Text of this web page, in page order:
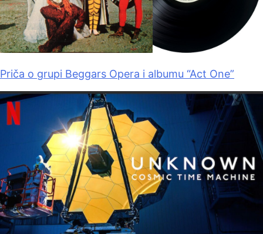
Priča o grupi Beggars Opera i albumu “Act One”